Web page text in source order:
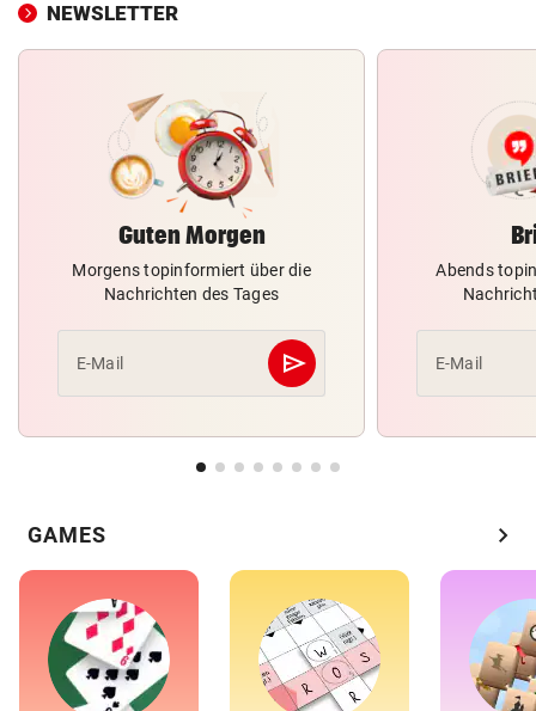
NEWSLETTER
Guten Morgen
Morgens topinformiert über die
Nachrichten des Tages
E-Mail send
Abschicken
Abends
E-Mail
GAMES chevron_right